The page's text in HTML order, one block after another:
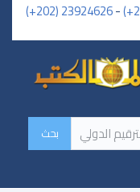
-
23924626 (202+)